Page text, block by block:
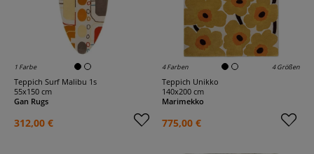
1 Farbe
Teppich Surf Malibu 1s
55x150 cm
Gan Rugs
312,00 €
4 Farben 4 Größen
Teppich Unikko
140x200 cm
Marimekko
775,00 €